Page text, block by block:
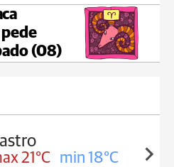
(08)
21°C min 18°C